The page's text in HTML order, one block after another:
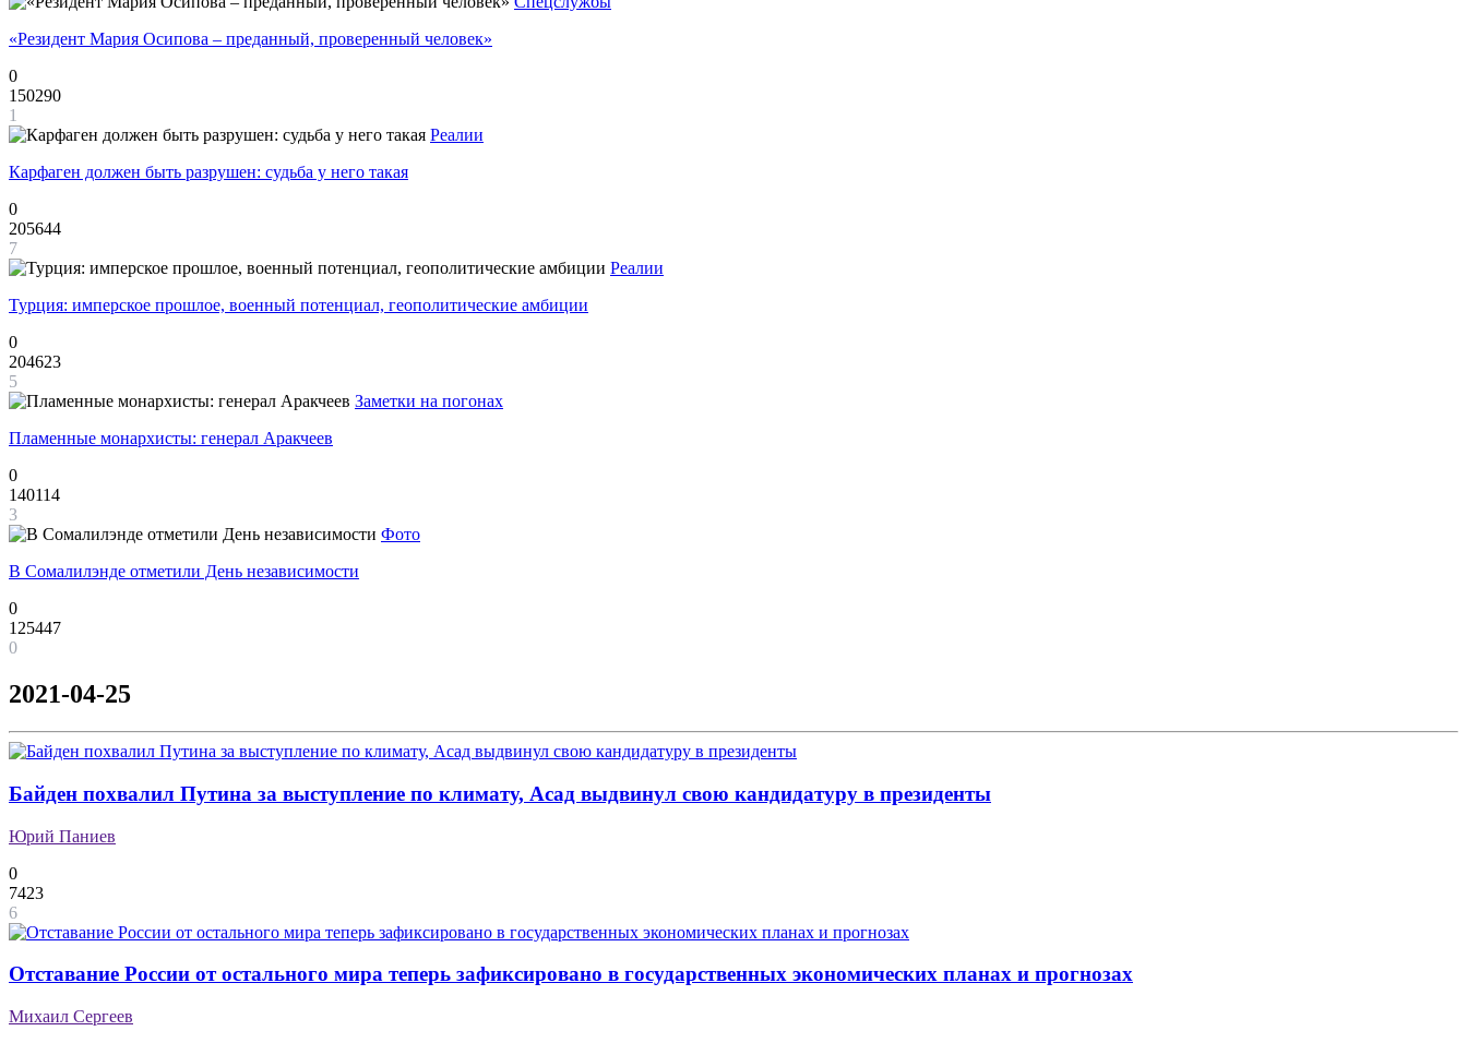
«Резидент Мария Осипова – преданный, проверенный человек»
0
150290
1
Реалии
Карфаген должен быть разрушен: судьба у него такая
0
205644
7
Реалии
Турция: имперское прошлое, военный потенциал, геополитические амбиции
0
204623
5
Заметки на погонах
Пламенные монархисты: генерал Аракчеев
0
140114
3
Фото
В Сомалилэнде отметили День независимости
0
125447
0
2021-04-25
Байден похвалил Путина за выступление по климату, Асад выдвинул свою кандидатуру в президенты
Юрий Паниев
0
7423
6
Отставание России от остального мира теперь зафиксировано в государственных экономических планах и прогнозах
Михаил Сергеев